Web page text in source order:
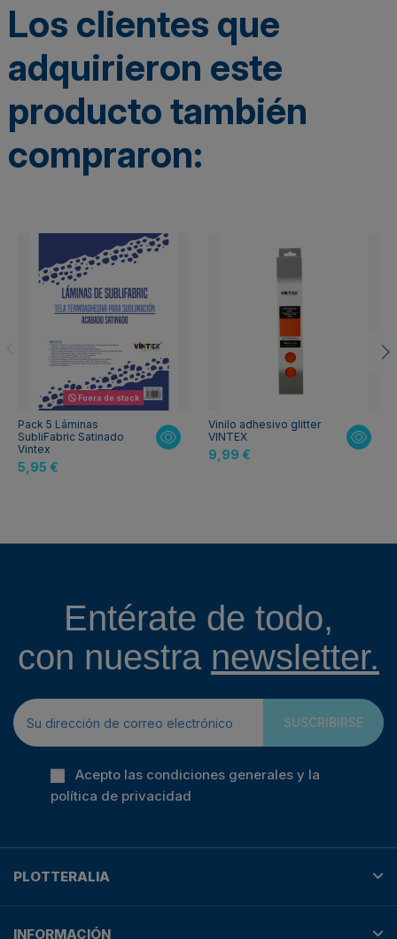
Los clientes que
adquirieron este
producto también
compraron:
Fuera de stock
Pack 5 Láminas
SubliFabric Satinado
Vintex
5,95 €
Vinilo adhesivo glitter
VINTEX
9,99 €
Entérate de todo,
con nuestra newsletter.
SUSCRIBIRSE
Acepto las condiciones generales y la
política de privacidad
PLOTTERALIA
INFORMACIÓN